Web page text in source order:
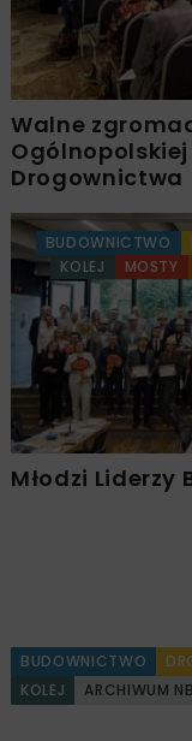
Walne
Drogownictwa
BUDOWNICTWO
KOLEJ
MOSTY
Młodzi
BUDOWNICTWO
KOLEJ
ARCHIWUM